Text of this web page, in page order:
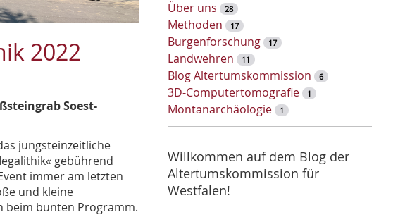
2022
Soest-
jungsteinzeitliche
gebührend
immer am letzten
und kleine
beim bunten Programm.
o
r
t
-
S
u
c
e
Über uns 28
Methoden 17
Burgenforschung 17
Landwehren 11
Blog Altertumskommission 6
3D-Computertomografie 1
Montanarchäologie 1
Willkommen auf dem Blog der
Altertumskommission für
Westfalen!